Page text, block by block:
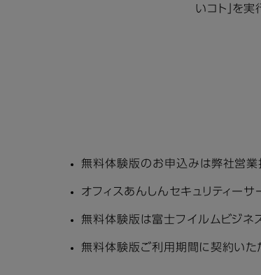
いコト」を
無料体験版のお申込みは弊社営業
オフィスあんしんセキュリティー
無料体験版は富士フイルムビジネ
無料体験版ご利用期間に契約いた